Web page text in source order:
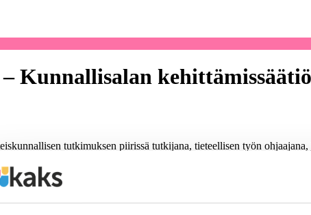
Kunnallisalan
tutkimuksen piirissä tutkijana, tieteellisen työn
myös kansainvälisen (International Federation of Data
lausunnonantajana ja säätiön rahoittamien tutkimusten…